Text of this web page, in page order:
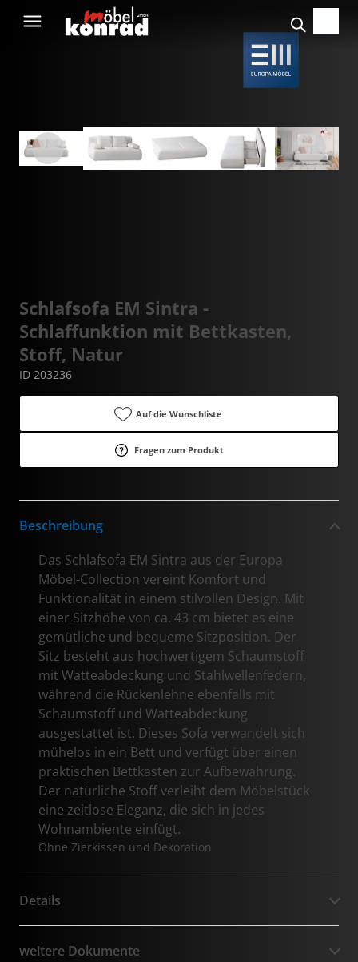
Schlafsofa EM Sintra -
Schlaffunktion mit Bettkasten,
Stoff, Natur
ID 203236
Auf die Wunschliste
Fragen zum Produkt
Beschreibung
Das Schlafsofa EM Sintra aus der Europa
Möbel-Collection vereint Komfort und
Funktionalität in einem stilvollen Design. Mit
einer Sitzhöhe von ca. 43 cm bietet es eine
gemütliche und bequeme Sitzposition. Der
Sitz besteht aus hochwertigem Schaumstoff
mit Watteabdeckung und Stahlwellenfedern,
während die Rückenlehne ebenfalls mit
Schaumstoff und Watteabdeckung
ausgestattet ist. Dieses Sofa verwandelt sich
mühelos in ein Bett und verfügt über einen
praktischen Bettkasten zur Aufbewahrung.
Der natürliche Stoff verleiht dem Möbelstück
eine zeitlose Eleganz, die sich in jedes
Wohnambiente einfügt.
Ohne Zierkissen und Dekoration
Details
weitere Dokumente